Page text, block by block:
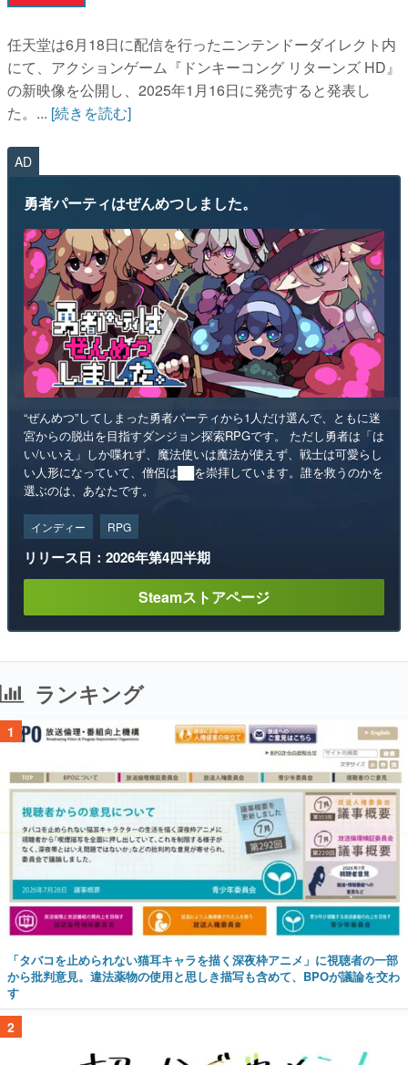
運営：株式会社マレ
任天堂は6月18日に配信を行ったニンテンドーダイレクト内
にて、アクションゲーム『ドンキーコング リターンズ HD』
の新映像を公開し、2025年1月16日に発売すると発表し
た。... [続きを読む]
AD
勇者パーティはぜんめつしました。
“ぜんめつ”してしまった勇者パーティから1人だけ選んで、ともに迷
宮からの脱出を目指すダンジョン探索RPGです。 ただし勇者は「は
い/いいえ」しか喋れず、魔法使いは魔法が使えず、戦士は可愛らし
い人形になっていて、僧侶は██を崇拝しています。誰を救うのかを
選ぶのは、あなたです。
インディー RPG
リリース日：2026年第4四半期
Steamストアページ
ランキング
1
「タバコを止められない猫耳キャラを描く深夜枠アニメ」に視聴者の一部
から批判意見。違法薬物の使用と思しき描写も含めて、BPOが議論を交わ
す
2